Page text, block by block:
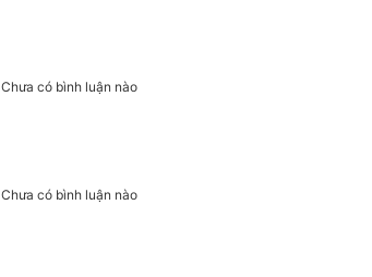
Chưa có bình luận nào
Chưa có bình luận nào